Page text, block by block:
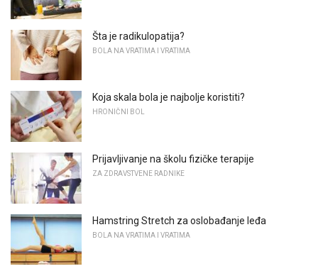
Šta je radikulopatija?
BOLA NA VRATIMA I VRATIMA
Koja skala bola je najbolje koristiti?
HRONIČNI BOL
Prijavljivanje na školu fizičke terapije
ZA ZDRAVSTVENE RADNIKE
Hamstring Stretch za oslobađanje leđa
BOLA NA VRATIMA I VRATIMA